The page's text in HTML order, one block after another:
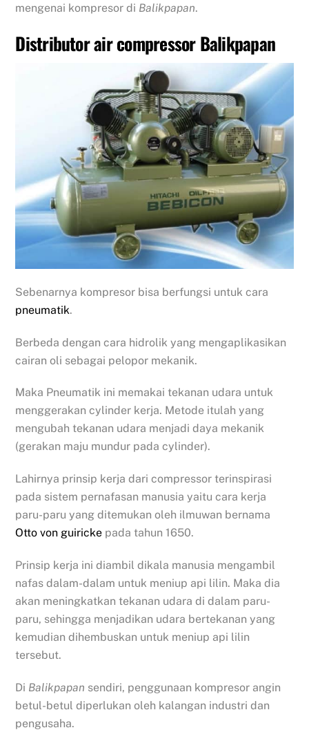
mengenai kompresor di Balikpapan.
Distributor air compressor Balikpapan
Sebenarnya kompresor bisa berfungsi untuk cara
pneumatik.
Berbeda dengan cara hidrolik yang mengaplikasikan
cairan oli sebagai pelopor mekanik.
Maka Pneumatik ini memakai tekanan udara untuk
menggerakan cylinder kerja. Metode itulah yang
mengubah tekanan udara menjadi daya mekanik
(gerakan maju mundur pada cylinder).
Lahirnya prinsip kerja dari compressor terinspirasi
pada sistem pernafasan manusia yaitu cara kerja
paru-paru yang ditemukan oleh ilmuwan bernama
Otto von guiricke pada tahun 1650.
Prinsip kerja ini diambil dikala manusia mengambil
nafas dalam-dalam untuk meniup api lilin. Maka dia
akan meningkatkan tekanan udara di dalam paru-
paru, sehingga menjadikan udara bertekanan yang
kemudian dihembuskan untuk meniup api lilin
tersebut.
Di Balikpapan sendiri, penggunaan kompresor angin
betul-betul diperlukan oleh kalangan industri dan
pengusaha.